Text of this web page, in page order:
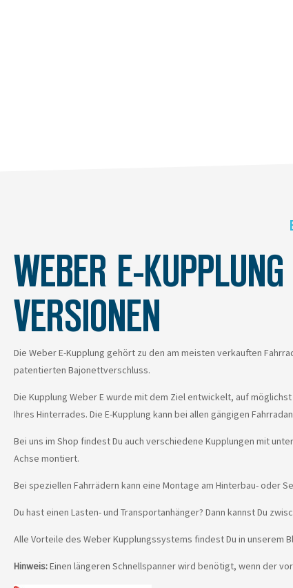
WEBER E-
VERSIONEN
Die Weber E-Kupplung gehört zu den am meisten verkauften
patentierten Bajonettverschluss.
Die Kupplung Weber E wurde mit dem Ziel entwickelt, auf
Ihres Hinterrades. Die E-Kupplung kann bei allen gängigen
Bei uns im Shop findest Du auch verschiedene Kupplungen mit
Achse montiert.
Bei speziellen Fahrrädern kann eine Montage am Hinterbau- oder
Du hast einen Lasten- und Transportanhänger? Dann kannst Du
Alle Vorteile des Weber Kupplungssystems findest Du in unserem
Hinweis:Einen längeren Schnellspanner wird benötigt, wenn der